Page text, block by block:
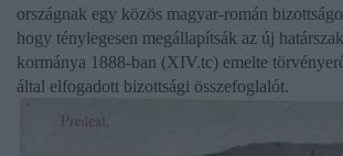
országnak egy közös magyar-román
hogy ténylegesen megállapítsák az új
kormánya 1888-ban (XIV.tc) emelte
által elfogadott bizottsági összefoglalót.